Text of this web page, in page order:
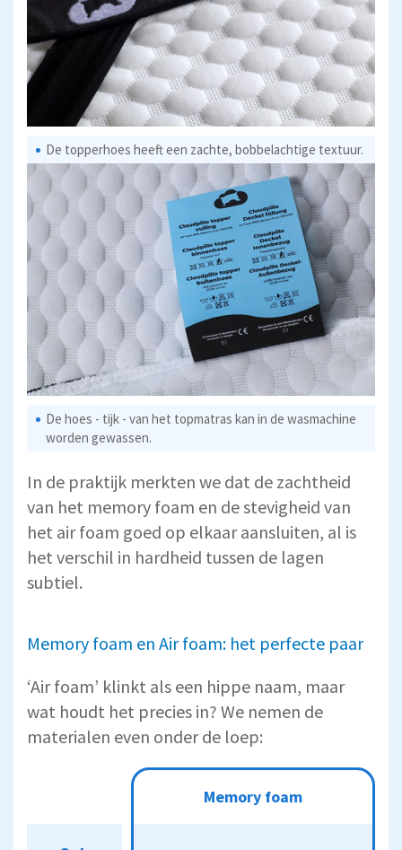
De topperhoes heeft een zachte, bobbelachtige textuur.
De hoes - tijk - van het topmatras kan in de wasmachine
worden gewassen.
In de praktijk merkten we dat de zachtheid
van het memory foam en de stevigheid van
het air foam goed op elkaar aansluiten, al is
het verschil in hardheid tussen de lagen
subtiel.
Memory foam en Air foam: het perfecte paar
‘Air foam’ klinkt als een hippe naam, maar
wat houdt het precies in? We nemen de
materialen even onder de loep:
Memory foamMemory foam